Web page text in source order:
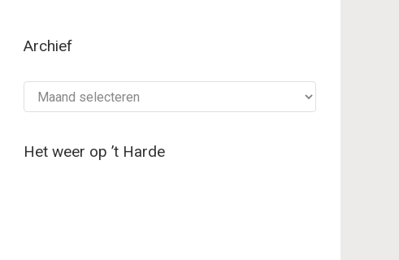
Archief
Het weer op ’t Harde